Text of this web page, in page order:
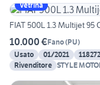
Vetrina
FIAT 500L 1.3 Multijet 95
10.000 €Fano(PU)
Usato
01/2021
Rivenditore STYLE